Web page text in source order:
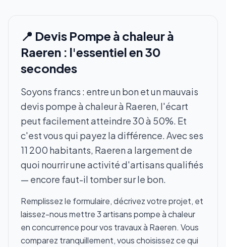
📍 Devis Pompe à chaleur à
Raeren : l'essentiel en 30
secondes
Soyons francs : entre un bon et un mauvais
devis pompe à chaleur à Raeren, l'écart
peut facilement atteindre 30 à 50%. Et
c'est vous qui payez la différence. Avec ses
11 200 habitants, Raeren a largement de
quoi nourrir une activité d'artisans qualifiés
— encore faut-il tomber sur le bon.
Remplissez le formulaire, décrivez votre projet, et
laissez-nous mettre 3 artisans pompe à chaleur
en concurrence pour vos travaux à Raeren. Vous
comparez tranquillement, vous choisissez ce qui